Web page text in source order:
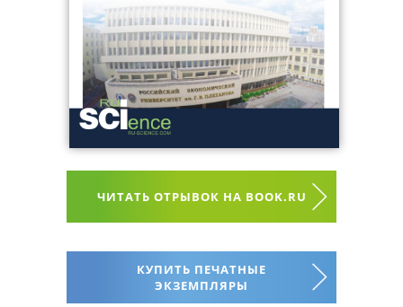
ЧИТАТЬ ОТРЫВОК НА BOOK.RU
КУПИТЬ ПЕЧАТНЫЕ
ЭКЗЕМПЛЯРЫ